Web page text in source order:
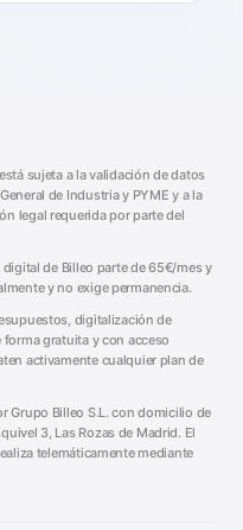
sujeta a la validación de datos
de Industria y PYME y a la
legal requerida por parte del
de Billeo parte de 65€/mes y
y no exige permanencia.
digitalización de
gratuita y con acceso
activamente cualquier plan de
Grupo Billeo S.L. con domicilio de
3, Las Rozas de Madrid. El
telemáticamente mediante